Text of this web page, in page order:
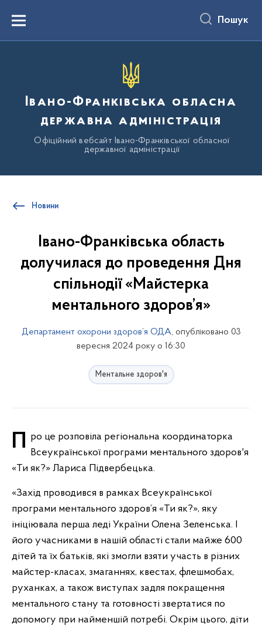
вмістуMenu Пошук
Івано-Франківська обласна
державна адміністрація
Офіційний вебсайт Івано-Франківської обласної
державної адміністрації
Новини
Івано-Франківська область
долучилася до проведення Дня
спільнодії «Майстерка
ментального здоров’я»
Департамент охорони здоров’я ОДА, опубліковано 03
вересня 2024 року о 16:30
Ментальне здоров'я
Про це розповіла регіональна координаторка Всеукраїнської програми ментального здоров'я
«Ти як?» Лариса Підвербецька.
«Захід проводився в рамках Всеукраїнської
програми ментального здоров’я «Ти як?», яку
ініціювала перша леді України Олена Зеленська. І
його учасниками в нашій області стали майже 600
дітей та їх батьків, які змогли взяти участь в різних
майстер-класах, змаганнях, квестах, флешмобах,
руханках, а також виступах задля покращення
ментального стану та готовності звертатися по
допомогу при найменшій потребі. Окрім цього, діти